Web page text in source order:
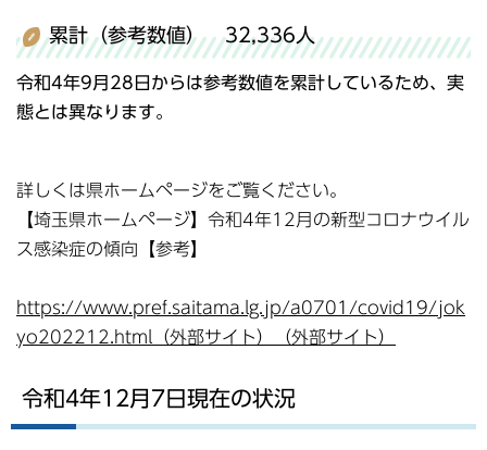
累計（参考数値） 32,336人
令和4年9月28日からは参考数値を累計しているため、実
態とは異なります。
詳しくは県ホームページをご覧ください。
【埼玉県ホームページ】令和4年12月の新型コロナウイル
ス感染症の傾向【参考】
https://www.pref.saitama.lg.jp/a0701/covid19/jok
yo202212.html（外部サイト）（外部サイト）
令和4年12月7日現在の状況